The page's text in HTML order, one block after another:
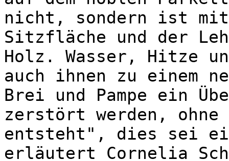
nicht, sondern ist
Sitzfläche und der
Holz. Wasser, Hitze
auch ihnen zu einem
Brei und Pampe ein
zerstört werden, ohne
entsteht", dies sei
erläutert Cornelia